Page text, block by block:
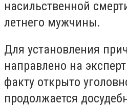
насильственной
летнего мужчины.
Для установления
направлено на
факту открыто
продолжается